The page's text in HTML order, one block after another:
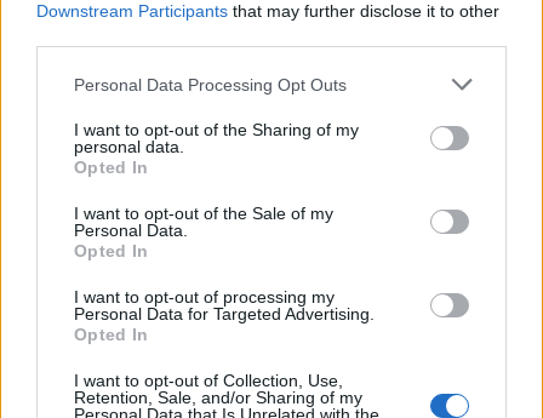
Downstream Participants that may further disclose it to other
Personal Data Processing Opt Outs
I want to opt-out of the Sharing of my
personal data.
Opted In
I want to opt-out of the Sale of my
Personal Data.
Opted In
I want to opt-out of processing my
Personal Data for Targeted Advertising.
Opted In
I want to opt-out of Collection, Use,
Retention, Sale, and/or Sharing of my